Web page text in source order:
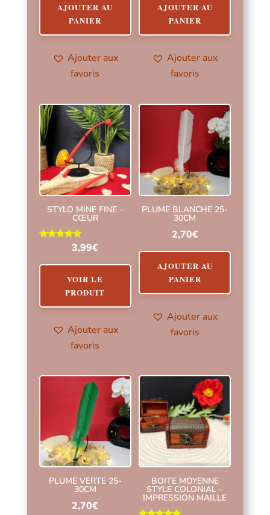
AJOUTER AU
PANIER
Ajouter aux
favoris
AJOUTER AU
PANIER
Ajouter aux
favoris
STYLO MINE FINE –
CŒUR
3,99€
VOIR LE
PRODUIT
Ajouter aux
favoris
PLUME BLANCHE 25-
30CM
2,70€
AJOUTER AU
PANIER
Ajouter aux
favoris
PLUME VERTE 25-
30CM
2,70€
BOITE MOYENNE
STYLE COLONIAL –
IMPRESSION MAILLE